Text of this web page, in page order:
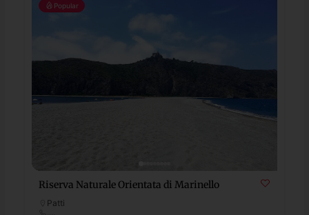
Popular
Riserva Naturale Orientata di Marinello
Patti